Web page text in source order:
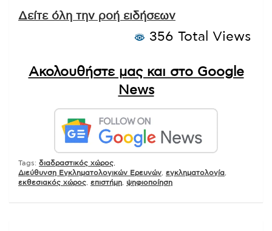
Δείτε όλη την ροή ειδήσεων
356 Total Views
Ακολουθήστε μας και στο Google
News
Tags: διαδραστικός χώρος
Διεύθυνση Εγκληματολογικών Ερευνών εγκληματολογία
εκθεσιακός χώρος επιστήμη ψηφιοποίηση